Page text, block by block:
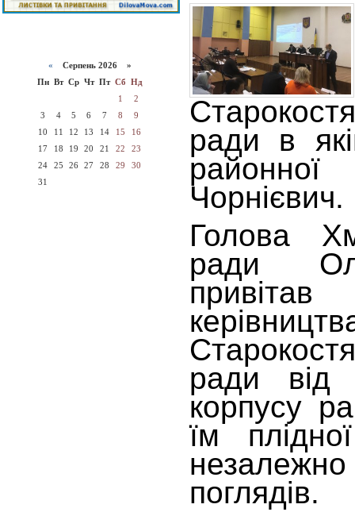
« Серпень 2026 »
Пн Вт Ср Чт Пт Сб Нд
1
2
3
4 5 6 7 8
9
10
11 12 13 14 15
16
17
18 19 20 21 22
23
24
25 26 27 28 29
30
31
ради в
Чорнієвич.
Голова
ради
ради від
корпусу
їм
поглядів.